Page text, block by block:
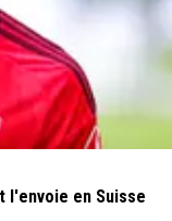
qui ne sont pas
poule de LDC 😅
l'envoie en Suisse